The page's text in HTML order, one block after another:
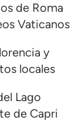
de Roma
Vaticanos
y
locales
Lago
de Capri